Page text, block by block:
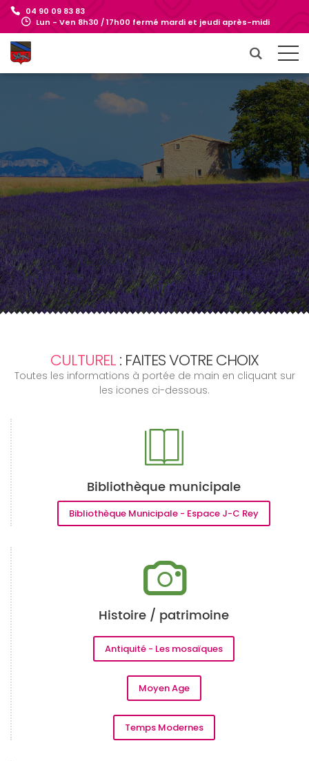
04 90 09 83 83
Lun - Ven 8h30 / 17h00 fermé mardi et jeudi après-midi
CULTUREL: FAITES VOTRE CHOIX
Toutes les informations à portée de main en cliquant sur
les icones ci-dessous.
Bibliothèque municipale
Bibliothèque Municipale - Espace J-C Rey
Histoire / patrimoine
Antiquité - Les mosaïques
Moyen Age
Temps Modernes